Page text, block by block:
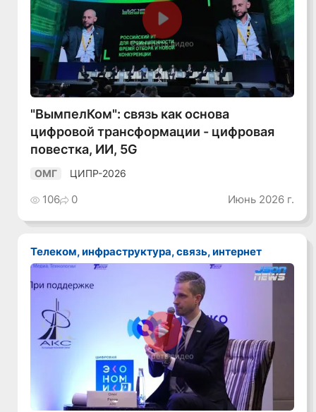
Смотреть видео
"ВымпелКом": связь как основа
цифровой трансформации - цифровая
повестка, ИИ, 5G
ОМГ ЦИПР-2026
106 0 Июнь 2026 г.
Телеком, инфраструктура, связь, интернет
Смотреть видео